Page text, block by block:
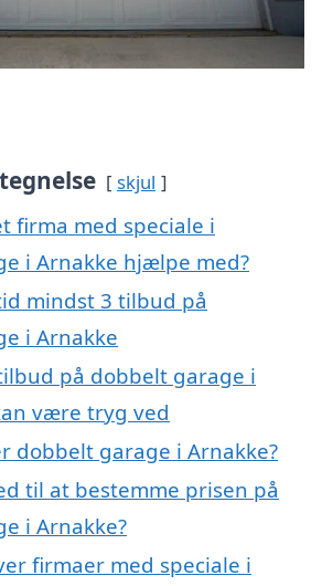
skjul
firma med speciale i
i Arnakke hjælpe med?
mindst 3 tilbud på
i Arnakke
på dobbelt garage i
være tryg ved
dobbelt garage i Arnakke?
til at bestemme prisen på
i Arnakke?
firmaer med speciale i